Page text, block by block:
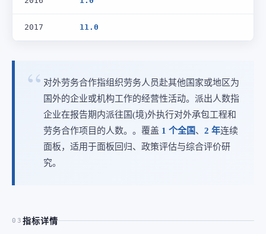
2017 11.0
对外劳务合作指组织劳务人员赴其他国家或地区为
国外的企业或机构工作的经营性活动。派出人数指
企业在报告期内派往国(境)外执行对外承包工程和
劳务合作项目的人数。。覆盖 1 个全国、 2 年连续
面板，适用于面板回归、政策评估与综合评价研
究。
03 指标详情